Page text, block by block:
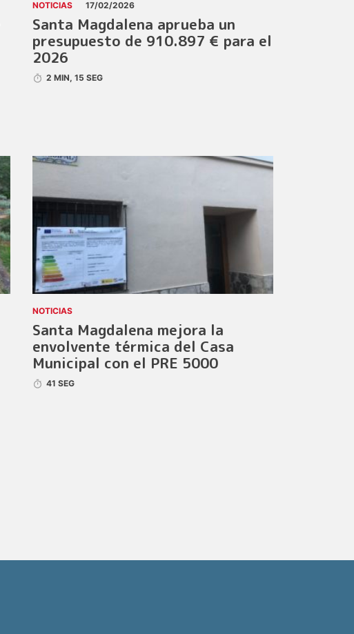
NOTICIAS 17/02/2026
Santa Magdalena aprueba un
presupuesto de 910.897 € para el
2026
2 MIN, 15 SEG
NOTICIAS
Santa Magdalena mejora la
envolvente térmica del Casa
Municipal con el PRE 5000
41 SEG